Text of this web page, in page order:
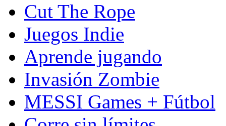
Cut The Rope
Juegos Indie
Aprende jugando
Invasión Zombie
MESSI Games + Fútbol